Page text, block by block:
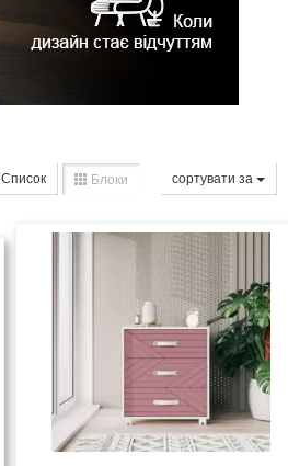
сортувати за
Список Блоки